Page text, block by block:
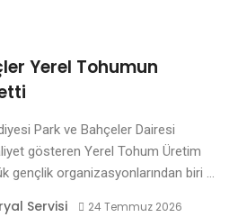
Yerel Tohumun
Park ve Bahçeler Dairesi
gösteren Yerel Tohum Üretim
gençlik organizasyonlarından biri ...
Servisi 24 Temmuz 2026